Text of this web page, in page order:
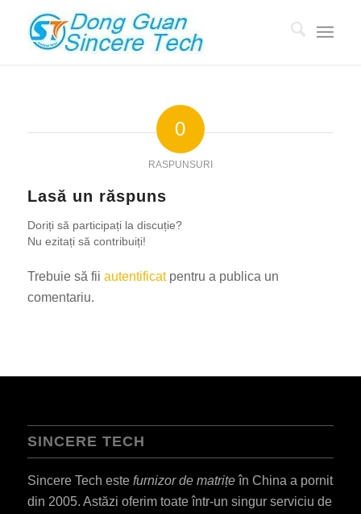
0
RASPUNSURI
Lasă un răspuns
Doriți să participați la discuție?
Nu ezitați să contribuiți!
Trebuie să fii autentificatpentru a publica un
comentariu.
SINCERE TECH
Sincere Tech este furnizor de matrițeîn China a pornit
din 2005. Astăzi oferim toate într-un singur serviciu de